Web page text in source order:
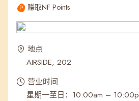
最近搜寻纪录
赚取NF Points
地点
AIRSIDE, 202
营业时间
星期一至日：10:00am –